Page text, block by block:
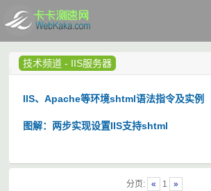
技术频道 - IIS服务器
IIS、Apache等环境shtml语法指令及实例
图解：两步实现设置IIS支持shtml
分页: « 1 »